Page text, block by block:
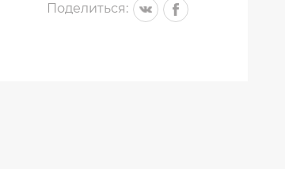
Поделиться: